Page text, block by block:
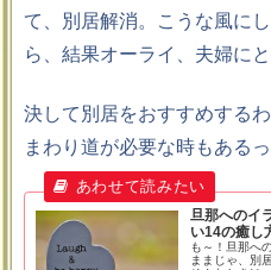
て、別居解消。こうな風に
ら、結果オーライ、夫婦に
決して別居をおすすめする
まわり道が必要な時もあるっ
旦那へのイ
い14の癒し
も～！旦那へ
ままじゃ、別